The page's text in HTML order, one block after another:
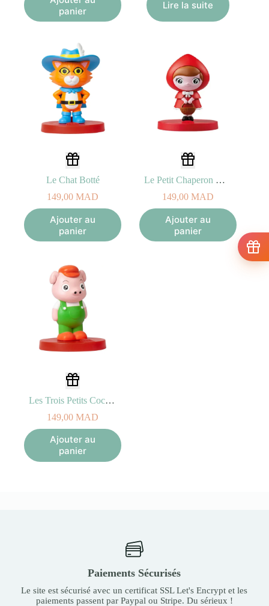
panier
Lire la suite
Le Chat Botté
149,00 MAD
Ajouter au
panier
Le Petit Chaperon Rouge
149,00 MAD
Ajouter au
panier
Les Trois Petits Cochons
149,00 MAD
Ajouter au
panier
Paiements Sécurisés
Le site est sécurisé avec un certificat SSL Let's Encrypt et les
paiements passent par Paypal ou Stripe. Du sérieux !